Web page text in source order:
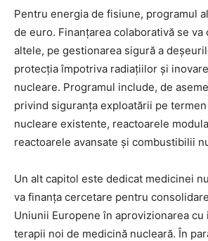
Pentru energia de fisiune, programul
de euro. Finanțarea colaborativă se
altele, pe gestionarea sigură a
protecția împotriva radiațiilor și
nucleare. Programul include, de
privind siguranța exploatării pe
nucleare existente, reactoarele
reactoarele avansate și combustibilii
Un alt capitol este dedicat medicinei
va finanța cercetare pentru
Uniunii Europene în aprovizionarea
terapii noi de medicină nucleară. În